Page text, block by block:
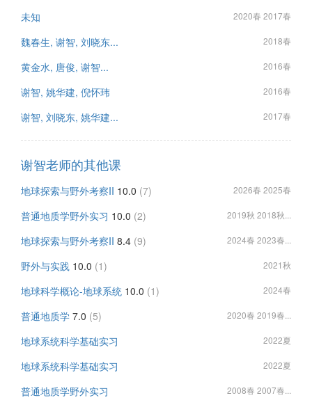
未知 2020春 2017春
魏春生, 谢智, 刘晓东... 2018春
黄金水, 唐俊, 谢智... 2016春
谢智, 姚华建, 倪怀玮 2016春
谢智, 刘晓东, 姚华建... 2017春
谢智老师的其他课
地球探索与野外考察II 10.0 (7) 2026春 2025春
普通地质学野外实习 10.0 (2) 2019秋 2018秋...
地球探索与野外考察II 8.4 (9) 2024春 2023春...
野外与实践 10.0 (1) 2021秋
地球科学概论-地球系统 10.0 (1) 2024春
普通地质学 7.0 (5) 2020春 2019春...
地球系统科学基础实习 2022夏
地球系统科学基础实习 2022夏
普通地质学野外实习 2008春 2007春...